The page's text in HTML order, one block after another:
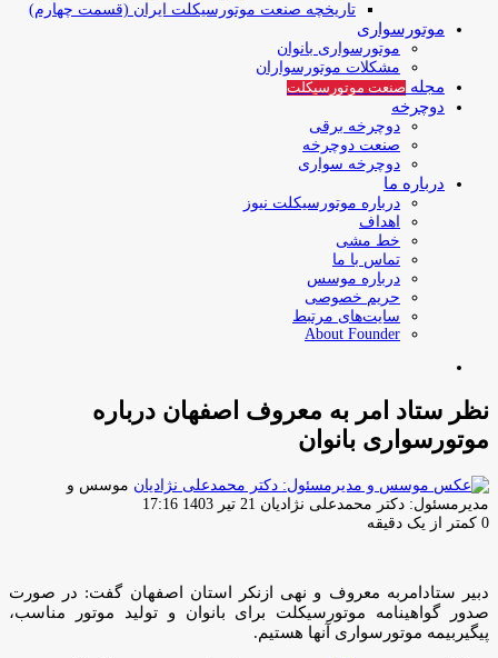
تاریخچه صنعت موتورسیکلت ایران (قسمت چهارم)
موتورسواری
موتورسواری بانوان
مشکلات موتورسواران
مجله صنعت موتورسیکلت
دوچرخه
دوچرخه برقی
صنعت دوچرخه
دوچرخه سواری
درباره ما
درباره موتورسیکلت نیوز
اهداف
خط مشی
تماس با ما
درباره موسس
حریم خصوصی
سایت‌های مرتبط
About Founder
نظر ستاد امر به معروف اصفهان درباره
موتورسواری بانوان
موسس و
مدیرمسئول: دکتر محمدعلی نژادیان ارسال
21 تیر 1403 17:16
0 کمتر از یک دقیقه
دبیر ستادامربه معروف و نهی ازنکر استان اصفهان گفت: در صورت
صدور گواهینامه‌ موتورسیکلت برای بانوان و تولید موتور مناسب،
پیگیربیمه موتورسواری آنها هستیم.